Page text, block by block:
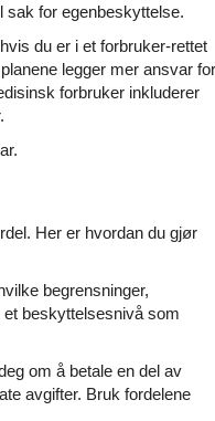
sak for egenbeskyttelse.
du er i et forbruker-rettet
legger mer ansvar for
forbruker inkluderer
Her er hvordan du gjør
begrensninger,
et beskyttelsesnivå som
om å betale en del av
avgifter. Bruk fordelene